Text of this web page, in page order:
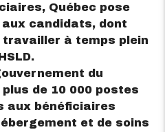
Québec pose
candidats, dont
travailler à temps plein
du
de 10 000 postes
aux bénéficiaires
et de soins